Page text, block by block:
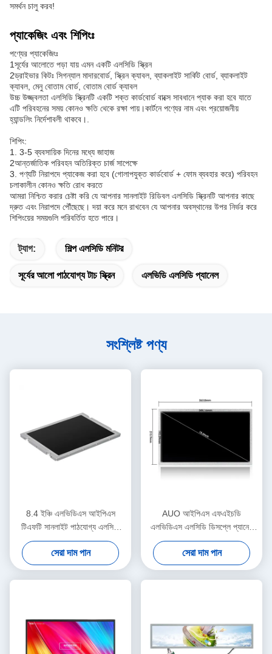
সমর্থন চালু করব!
প্যাকেজিং এবং শিপিংঃ
পণ্যের প্যাকেজিংঃ
1সূর্যের আলোতে পড়া যায় এমন একটি এলসিডি স্ক্রিন
2ড্রাইভার কিটঃ সিগন্যাল মাদারবোর্ড, স্ক্রিন ক্যাবল, ব্যাকলাইট সার্কিট বোর্ড, ব্যাকলাইট
ক্যাবল, মেনু বোতাম বোর্ড, বোতাম বোর্ড ক্যাবল
উচ্চ উজ্জ্বলতা এলসিডি স্ক্রিনটি একটি শক্ত কার্ডবোর্ড বাক্সে সাবধানে প্যাক করা হবে যাতে
এটি পরিবহনের সময় কোনও ক্ষতি থেকে রক্ষা পায়।কার্টনে পণ্যের নাম এবং প্রয়োজনীয়
হ্যান্ডলিং নির্দেশাবলী থাকবে।.
শিপিং:
1. 3-5 ব্যবসায়িক দিনের মধ্যে জাহাজ
2আন্তর্জাতিক পরিবহন অতিরিক্ত চার্জ সাপেক্ষে
3. পণ্যটি নিরাপদে প্যাকেজ করা হবে (গোলাপযুক্ত কার্ডবোর্ড + ফোম ব্যবহার করে) পরিবহন
চলাকালীন কোনও ক্ষতি রোধ করতে
আমরা নিশ্চিত করার চেষ্টা করি যে আপনার সানলাইট রিডিবল এলসিডি স্ক্রিনটি আপনার কাছে
দ্রুত এবং নিরাপদে পৌঁছেছে। দয়া করে মনে রাখবেন যে আপনার অবস্থানের উপর নির্ভর করে
শিপিংয়ের সময়গুলি পরিবর্তিত হতে পারে।
ট্যাগ: শিল্প এলসিডি মনিটর
সূর্যের আলো পাঠযোগ্য টাচ স্ক্রিন এলভিডি এলসিডি প্যানেল
সংশ্লিষ্ট পণ্য
8.4 ইঞ্চি এলভিডিএস আইপিএস
টিএফটি সানলাইট পাঠযোগ্য এলসিডি
স্ক্রিন মনিটর 1200nits 800x600
সেরা দাম পান
AUO আইপিএস এফএইচডি
এলভিডিএস এলসিডি ডিসপ্লে প্যানেল
সানলাইট পাঠযোগ্য স্ক্রিন
1920x1080 15.6 ইঞ্চি
সেরা দাম পান